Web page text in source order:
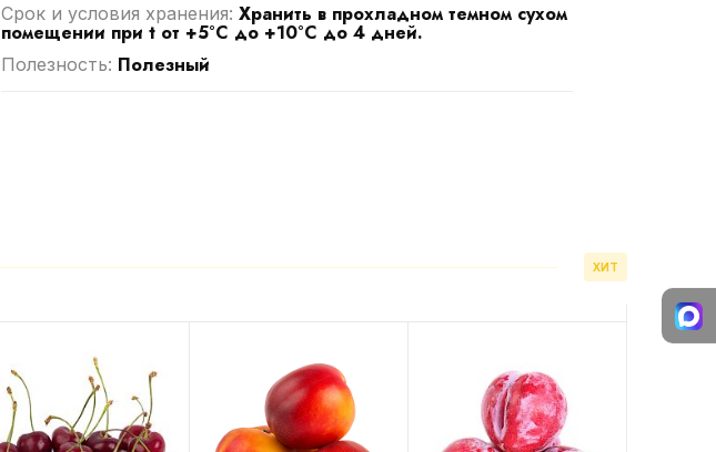
Срок и условия хранения: Хранить в прохладном темном сухом
помещении при t от +5°C до +10°C до 4 дней.
Полезность: Полезный
ХИТ